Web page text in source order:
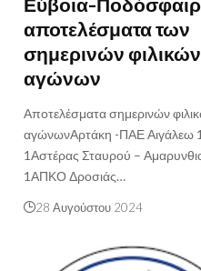
Εύβοια-
αποτελέσματα των
σημερινών φιλικών
αγώνων
Αποτελέσματα σημερινών
αγώνωνΑρτάκη -ΠΑΕ Αιγάλεω
1Αστέρας Σταυρού –
1ΑΠΚΟ Δροσιάς…
28 Αυγούστου 2024